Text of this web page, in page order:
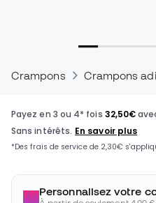
Crampons Crampons
Personnalisez votre